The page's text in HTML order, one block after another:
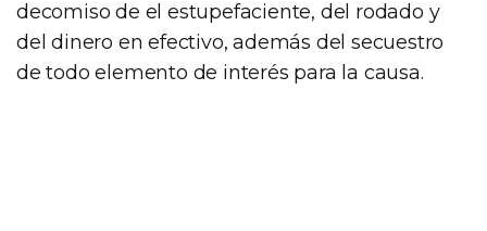
decomiso de el estupefaciente, del rodado y
del dinero en efectivo, además del secuestro
de todo elemento de interés para la causa.